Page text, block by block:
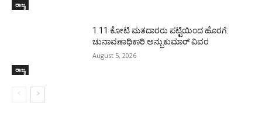
ರಾಜ್ಯ
ರಾಜ್ಯ
1.11 ಕೋಟಿ ಮತದಾರರು ಪಟ್ಟಿಯಿಂದ ಹೊರಗೆ:
ಚುನಾವಣಾಧಿಕಾರಿ ಅನ್ಬುಕುಮಾರ್ ವಿವರ
August 5, 2026